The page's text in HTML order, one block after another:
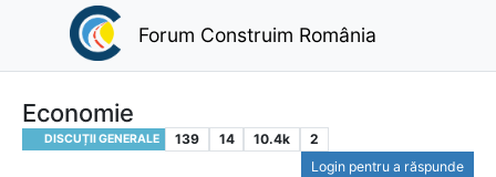
Forum Construim România
Economie
DISCUȚII GENERALE 139 14 10.4k
2
Login pentru a răspunde